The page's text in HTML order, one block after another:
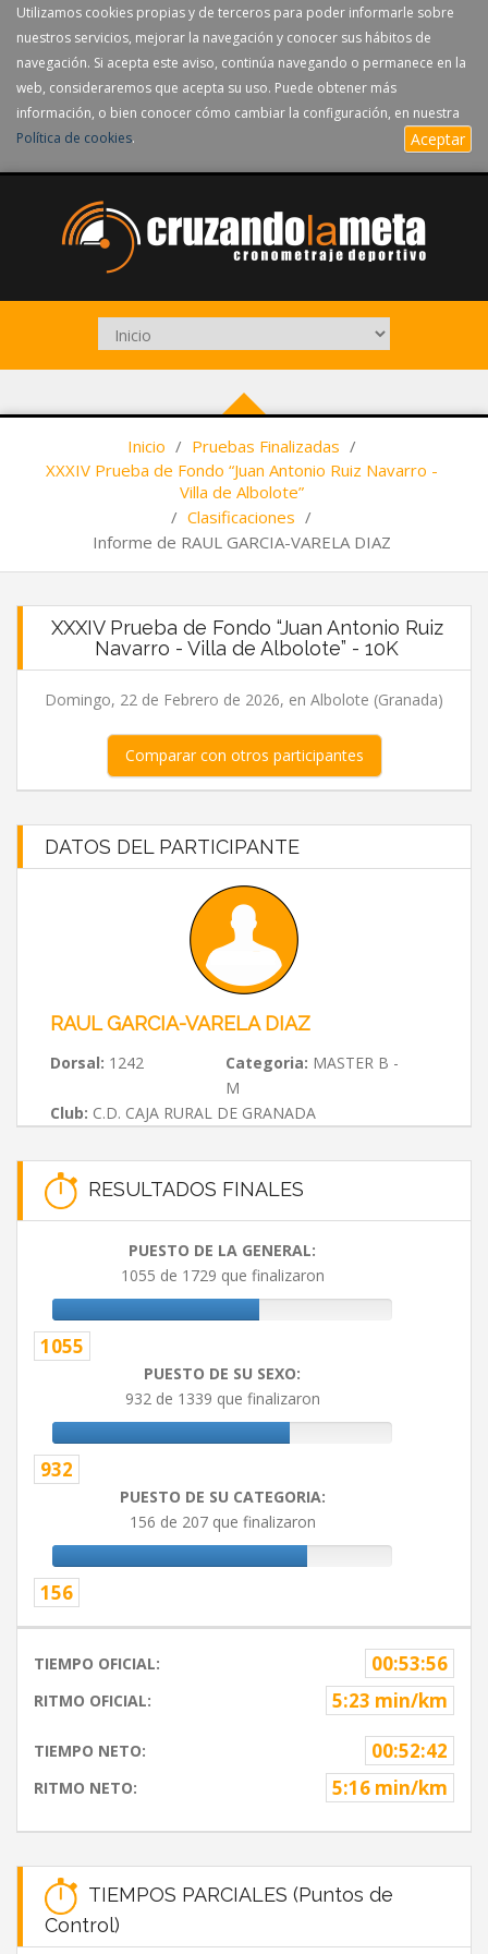
Utilizamos cookies propias y de terceros para poder informarle sobre
nuestros servicios, mejorar la navegación y conocer sus hábitos de
navegación. Si acepta este aviso, continúa navegando o permanece en la
web, consideraremos que acepta su uso. Puede obtener más
información, o bien conocer cómo cambiar la configuración, en nuestra
Política de cookies. Aceptar
Inicio / Pruebas Finalizadas /
XXXIV Prueba de Fondo “Juan Antonio Ruiz Navarro -
Villa de Albolote”
/ Clasificaciones /
Informe de RAUL GARCIA-VARELA DIAZ
XXXIV Prueba de Fondo “Juan Antonio Ruiz
Navarro - Villa de Albolote” - 10K
Domingo, 22 de Febrero de 2026, en Albolote (Granada)
Comparar con otros participantes
DATOS DEL PARTICIPANTE
RAUL GARCIA-VARELA DIAZ
Dorsal: 1242 Categoria: MASTER B -
M
Club: C.D. CAJA RURAL DE GRANADA
RESULTADOS FINALES
PUESTO DE LA GENERAL:
1055 de 1729 que finalizaron
1055
PUESTO DE SU SEXO:
932 de 1339 que finalizaron
932
PUESTO DE SU CATEGORIA:
156 de 207 que finalizaron
156
TIEMPO OFICIAL: 00:53:56
RITMO OFICIAL: 5:23 min/km
TIEMPO NETO: 00:52:42
RITMO NETO: 5:16 min/km
TIEMPOS PARCIALES (Puntos de
Control)